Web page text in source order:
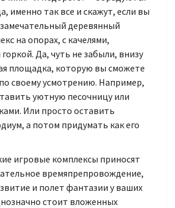
именно так все и скажут, если вы
деревянный
на опорах, с качелями,
Да, чуть не забыли, внизу
площадка, которую вы сможете
своему усмотрению. Например,
уютную песочницу или
Или просто оставить
а потом придумать как его
игровые комплексы приносят
времяпрепровождение,
и полет фантазии у ваших
стоит вложенных